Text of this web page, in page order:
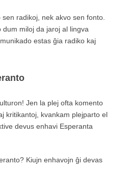
radikoj, nek akvo sen fonto.
miloj da jaroj al lingva
estas ĝia radiko kaj
Jen la plej ofta komento
kritikantoj, kvankam plejparto el
devus enhavi Esperanta
Kiujn enhavojn ĝi devas